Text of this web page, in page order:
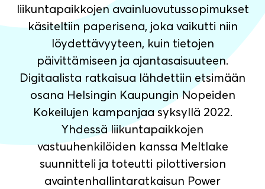
liikuntapaikkojen avainluovutussopimukset
käsiteltiin paperisena, joka vaikutti niin
löydettävyyteen, kuin tietojen
päivittämiseen ja ajantasaisuuteen.
Digitaalista ratkaisua lähdettiin etsimään
osana Helsingin Kaupungin Nopeiden
Kokeilujen kampanjaa syksyllä 2022.
Yhdessä liikuntapaikkojen
vastuuhenkilöiden kanssa Meltlake
suunnitteli ja toteutti pilottiversion
avaintenhallintaratkaisun Power